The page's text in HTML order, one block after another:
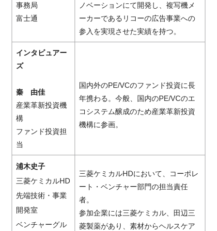
事務局
富士通
ノベーションにて開発し、複写機メ
ーカーであるリコーの広告事業への
参入を実現させた実績を持つ。
インタビュアー
ズ
秦 由佳
産業革新投資機
構
ファンド投資担
当
国内外のPE/VCのファンド投資に長
年携わる。今般、国内のPE/VCのエ
コシステム醸成のため産業革新投資
機構に参画。
浦木史子
三菱ケミカルHD
先端技術・事業
開発室
ベンチャーグル
三菱ケミカルHDにおいて、コーポレ
ート・ベンチャー部門の担当責任
者。
参加企業には三菱ケミカル、田辺三
菱製薬があり、素材からヘルスケア